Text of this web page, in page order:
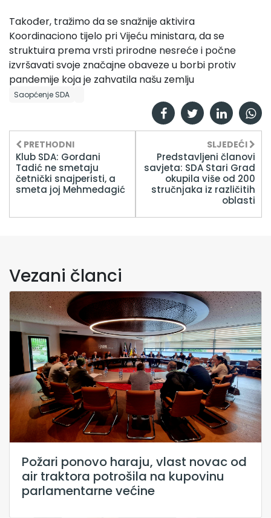
Također, tražimo da se snažnije aktivira
Koordinaciono tijelo pri Vijeću ministara, da se
struktuira prema vrsti prirodne nesreće i počne
izvršavati svoje značajne obaveze u borbi protiv
pandemije koja je zahvatila našu zemlju
Saopćenje SDA
PRETHODNI
Klub SDA: Gordani
Tadić ne smetaju
četnički snajperisti, a
smeta joj Mehmedagić
SLJEDEĆI
Predstavljeni članovi
savjeta: SDA Stari Grad
okupila više od 200
stručnjaka iz različitih
oblasti
Vezani članci
Požari ponovo haraju, vlast novac od
air traktora potrošila na kupovinu
parlamentarne većine